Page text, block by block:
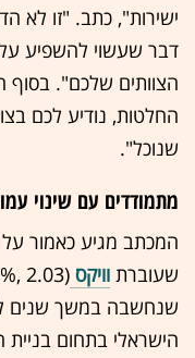
ישירות", כתב. "זו לא
דבר שעשוי להשפיע
הצוותים שלכם". בסוף
החלטות, נודיע לכם
שנוכל".
מתמודדים עם שינוי
המכתב מגיע כאמור
שעוברת וויקס (2.03 ,‎
שנחשבה במשך שנים
הישראלי בתחום